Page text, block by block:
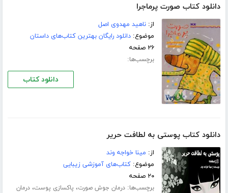
دانلود کتاب صورت پرماجرا
از:ناهید مهدوی اصل
موضوع:دانلود رایگان بهترین کتاب‌های داستان
۲۶ صفحه
برچسب‌ها:
دانلود کتاب
دانلود کتاب پوستی به لطافت حریر
از: مینا خواجه وند
موضوع:کتاب‌های آموزشی زیبایی
۲۰ صفحه
برچسب‌ها:درمان جوش صورت، پاکسازی پوست،درمان